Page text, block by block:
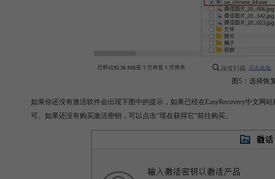
图5：选择恢
如果你还没有激活软件会出现下图中的提示，如果已经在EasyRecovery中文
可。如果还没有购买激活密钥，可以点击“现在获得它”前往购买。